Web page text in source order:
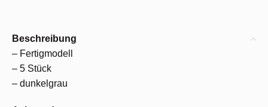
Beschreibung
– Fertigmodell
– 5 Stück
– dunkelgrau